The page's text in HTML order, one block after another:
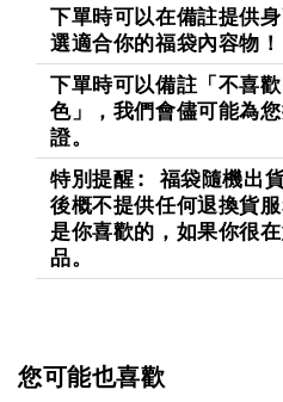
下單時可以在備註提供
選適合你的福袋內容物！
下單時可以備註「不喜
色」，我們會儘可能為
證。
特別提醒: 福袋隨機出
後概不提供任何退換貨
是你喜歡的，如果你很
品。
您可能也喜歡